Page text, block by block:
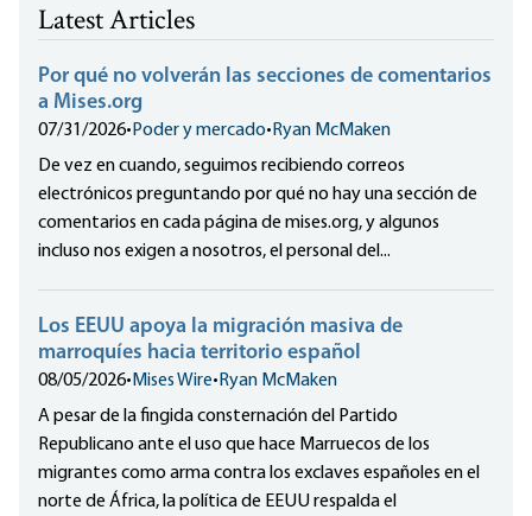
Latest Articles
Por qué no volverán las secciones de comentarios
a Mises.org
07/31/2026• Poder y mercado• Ryan McMaken
De vez en cuando, seguimos recibiendo correos
electrónicos preguntando por qué no hay una sección de
comentarios en cada página de mises.org, y algunos
incluso nos exigen a nosotros, el personal del...
Los EEUU apoya la migración masiva de
marroquíes hacia territorio español
08/05/2026• Mises Wire• Ryan McMaken
A pesar de la fingida consternación del Partido
Republicano ante el uso que hace Marruecos de los
migrantes como arma contra los exclaves españoles en el
norte de África, la política de EEUU respalda el